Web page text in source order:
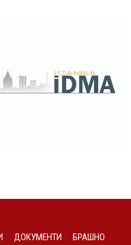
ДОКУМЕНТИ БРАШНО